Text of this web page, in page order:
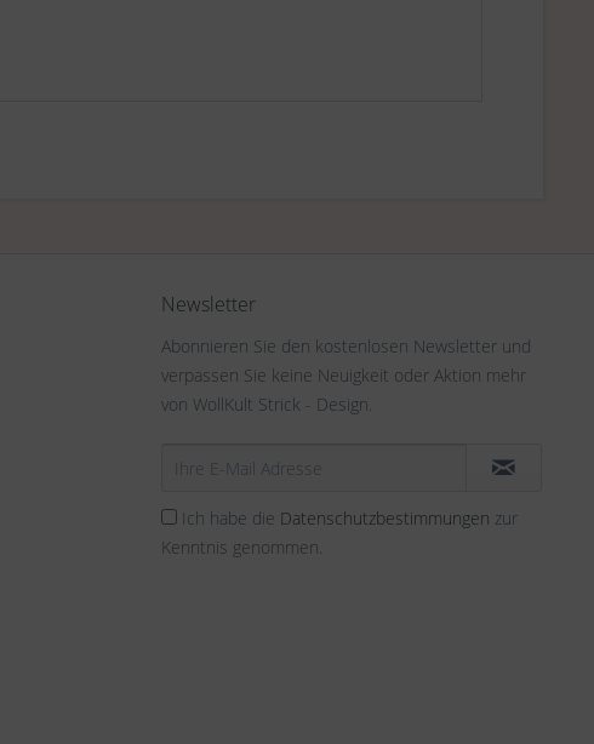
Newsletter
Abonnieren Sie den kostenlosen Newsletter und
verpassen Sie keine Neuigkeit oder Aktion mehr
von WollKult Strick - Design.
Ich habe die Datenschutzbestimmungen zur
Kenntnis genommen.